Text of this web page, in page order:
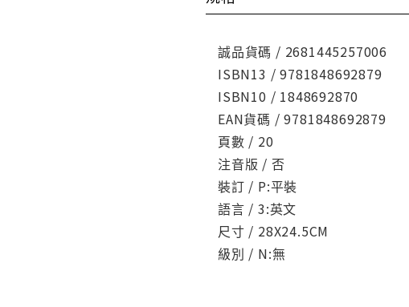
誠品貨碼 / 2681445257006
ISBN13 / 9781848692879
ISBN10 / 1848692870
EAN貨碼 / 9781848692879
頁數 / 20
注音版 / 否
裝訂 / P:平裝
語言 / 3:英文
尺寸 / 28X24.5CM
級別 / N:無